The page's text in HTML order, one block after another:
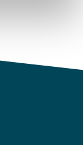
web con
y análisis